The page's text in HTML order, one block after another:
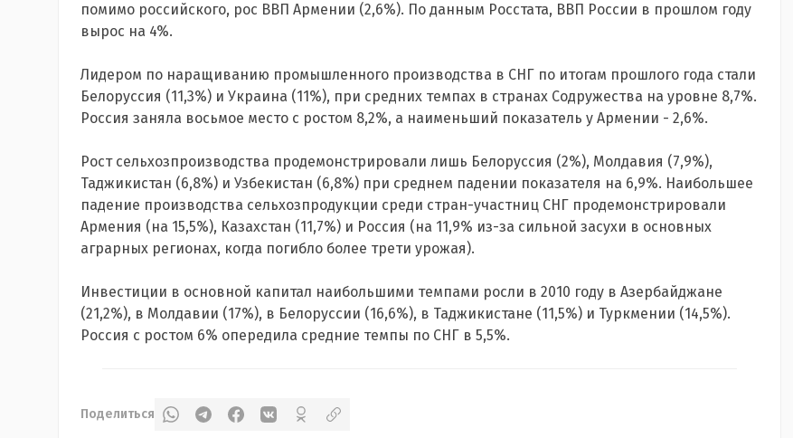
помимо российского, рос ВВП Армении (2,6%). По данным Росстата, ВВП России в прошлом году
вырос на 4%.
Лидером по наращиванию промышленного производства в СНГ по итогам прошлого года стали
Белоруссия (11,3%) и Украина (11%), при средних темпах в странах Содружества на уровне 8,7%.
Россия заняла восьмое место с ростом 8,2%, а наименьший показатель у Армении - 2,6%.
Рост сельхозпроизводства продемонстрировали лишь Белоруссия (2%), Молдавия (7,9%),
Таджикистан (6,8%) и Узбекистан (6,8%) при среднем падении показателя на 6,9%. Наибольшее
падение производства сельхозпродукции среди стран-участниц СНГ продемонстрировали
Армения (на 15,5%), Казахстан (11,7%) и Россия (на 11,9% из-за сильной засухи в основных
аграрных регионах, когда погибло более трети урожая).
Инвестиции в основной капитал наибольшими темпами росли в 2010 году в Азербайджане
(21,2%), в Молдавии (17%), в Белоруссии (16,6%), в Таджикистане (11,5%) и Туркмении (14,5%).
Россия с ростом 6% опередила средние темпы по СНГ в 5,5%.
Поделиться